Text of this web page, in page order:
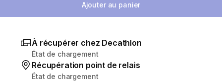
Ajouter au panier
À récupérer chez Decathlon
État de chargement
Récupération point de relais
État de chargement